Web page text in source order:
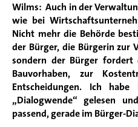
Wilms: Auch in der
wie bei
Nicht mehr die Behörde
der Bürger, die Bürgerin zur
sondern der Bürger fordert
Bauvorhaben, zur
Entscheidungen. Ich
„Dialogwende“ gelesen
passend, gerade im Bürger-